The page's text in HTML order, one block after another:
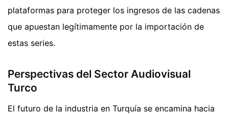
plataformas para proteger los ingresos de las cadenas
que apuestan legítimamente por la importación de
estas series.
Perspectivas del Sector Audiovisual
Turco
El futuro de la industria en Turquía se encamina hacia